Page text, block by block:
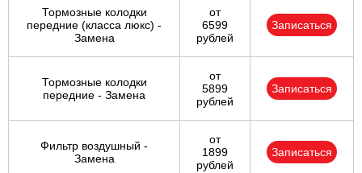
Тормозные колодки
передние (класса люкс) -
Замена
от
6599
рублей
Записаться
Тормозные колодки
передние - Замена
от
5899
рублей
Записаться
Фильтр воздушный -
Замена
от
1899
рублей
Записаться